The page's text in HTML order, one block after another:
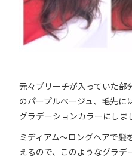
元々ブリーチが入っていた部
のパープルベージュ、毛先に
グラデーションカラーにしま
ミディアム～ロングヘアで
えるので、このようなグラ